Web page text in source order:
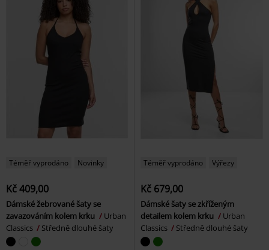
Téměř vyprodáno Novinky
Kč 409,00
Dámské žebrované šaty se
zavazováním kolem krku
Urban
Classics
Středně dlouhé šaty
Téměř vyprodáno Výřezy
Kč 679,00
Dámské šaty se zkříženým
detailem kolem krku
Urban
Classics
Středně dlouhé šaty